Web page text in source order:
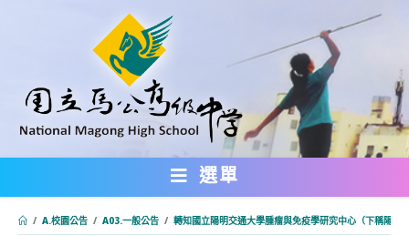
內
選單
/ A.校園公告 / A03.一般公告 / 轉知國立陽明交通大學腫瘤與免疫學研究中心（下稱陽